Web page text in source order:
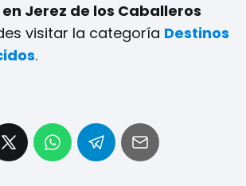
Jerez de los Caballeros
visitar la categoría Destinos
.